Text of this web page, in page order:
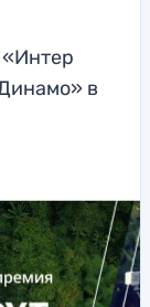
«Интер
в